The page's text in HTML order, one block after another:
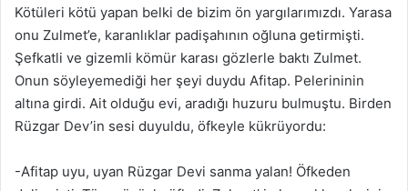
Kötüleri kötü yapan belki de bizim ön yargılarımızdı. Yarasa
onu Zulmet’e, karanlıklar padişahının oğluna getirmişti.
Şefkatli ve gizemli kömür karası gözlerle baktı Zulmet.
Onun söyleyemediği her şeyi duydu Afitap. Pelerininin
altına girdi. Ait olduğu evi, aradığı huzuru bulmuştu. Birden
Rüzgar Dev’in sesi duyuldu, öfkeyle kükrüyordu:
-Afitap uyu, uyan Rüzgar Devi sanma yalan! Öfkeden